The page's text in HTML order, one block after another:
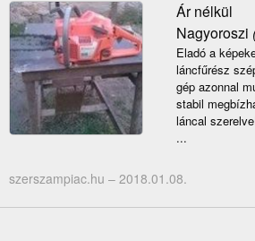
Ár nélkül
Nagyoroszi
Eladó a
láncfűrész
gép azonnal
stabil
láncal
...
szerszampiac.hu – 2018.01.08.